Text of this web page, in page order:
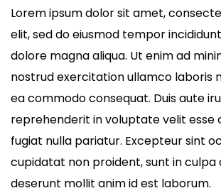
Lorem ipsum dolor sit amet,
elit, sed do eiusmod tempor
dolore magna aliqua. Ut enim ad
nostrud exercitation ullamco laboris
ea commodo consequat. Duis aute
reprehenderit in voluptate velit esse
fugiat nulla pariatur. Excepteur sint
cupidatat non proident, sunt in culpa
deserunt mollit anim id est laborum.